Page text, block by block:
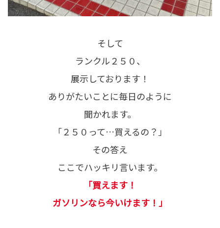
そして
ランクル２５０、
展示しております！
ありがたいことに毎日のように
聞かれます。
「２５０って…買えるの？」
その答え
ここでハッキリ言います。
「買えます！
ガソリンなら今いけます！」